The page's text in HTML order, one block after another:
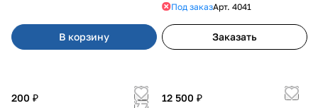
В корзину
Под заказАрт. 4041
Заказать
200 ₽
12 500 ₽